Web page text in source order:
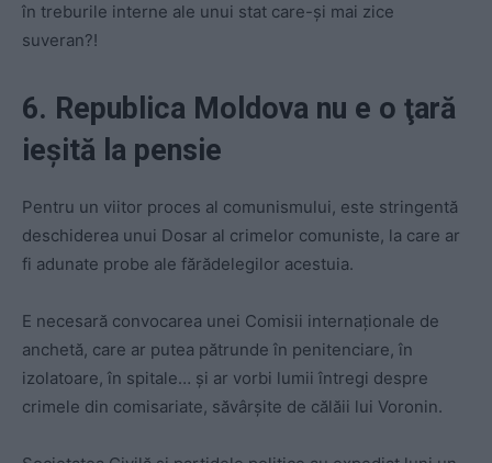
în treburile interne ale unui stat care-şi mai zice
suveran?!
6. Republica Moldova nu e o ţară
ieşită la pensie
Pentru un viitor proces al comunismului, este stringentă
deschiderea unui Dosar al crimelor comuniste, la care ar
fi adunate probe ale fărădelegilor acestuia.
E necesară convocarea unei Comisii internaţionale de
anchetă, care ar putea pătrunde în penitenciare, în
izolatoare, în spitale… şi ar vorbi lumii întregi despre
crimele din comisariate, săvârşite de călăii lui Voronin.